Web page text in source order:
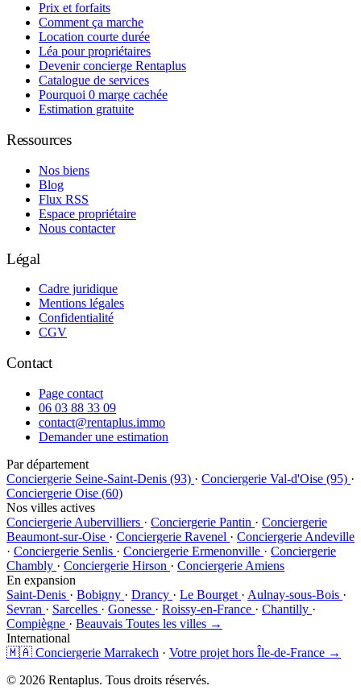
Prix et forfaits
Comment ça marche
Location courte durée
Léa pour propriétaires
Devenir concierge Rentaplus
Catalogue de services
Pourquoi 0 marge cachée
Estimation gratuite
Ressources
Nos biens
Blog
Flux RSS
Espace propriétaire
Nous contacter
Légal
Cadre juridique
Mentions légales
Confidentialité
CGV
Contact
Page contact
06 03 88 33 09
contact@rentaplus.immo
Demander une estimation
Par département
Conciergerie Seine-Saint-Denis (93) · Conciergerie Val-d'Oise (95) ·
Conciergerie Oise (60)
Nos villes actives
Conciergerie Aubervilliers · Conciergerie Pantin · Conciergerie
Beaumont-sur-Oise · Conciergerie Ravenel · Conciergerie Andeville
· Conciergerie Senlis · Conciergerie Ermenonville · Conciergerie
Chambly · Conciergerie Hirson · Conciergerie Amiens
En expansion
Saint-Denis · Bobigny · Drancy · Le Bourget · Aulnay-sous-Bois ·
Sevran · Sarcelles · Gonesse · Roissy-en-France · Chantilly ·
Compiègne · Beauvais Toutes les villes →
International
🇲🇦 Conciergerie Marrakech · Votre projet hors Île-de-France →
© 2026 Rentaplus. Tous droits réservés.